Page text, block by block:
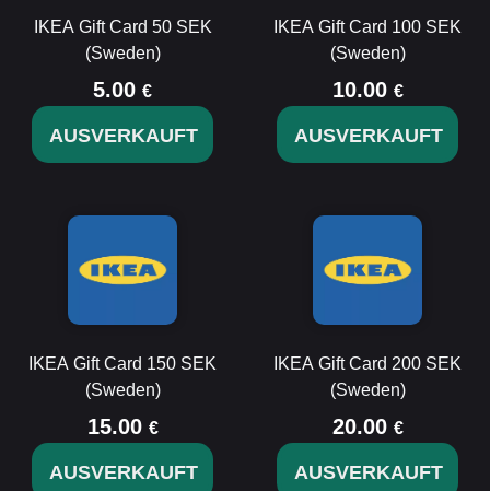
IKEA Gift Card 50 SEK
(Sweden)
5.00 €
AUSVERKAUFT
IKEA Gift Card 100 SEK
(Sweden)
10.00 €
AUSVERKAUFT
IKEA Gift Card 150 SEK
(Sweden)
15.00 €
AUSVERKAUFT
IKEA Gift Card 200 SEK
(Sweden)
20.00 €
AUSVERKAUFT